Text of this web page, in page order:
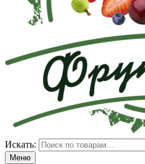
Искать:
Меню